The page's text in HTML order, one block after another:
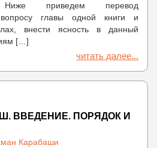
Ниже приведем перевод
главы одной книги и
внести ясность в данный
[…]
читать далее...
ВВЕДЕНИЕ. ПОРЯДОК И
Карабаши